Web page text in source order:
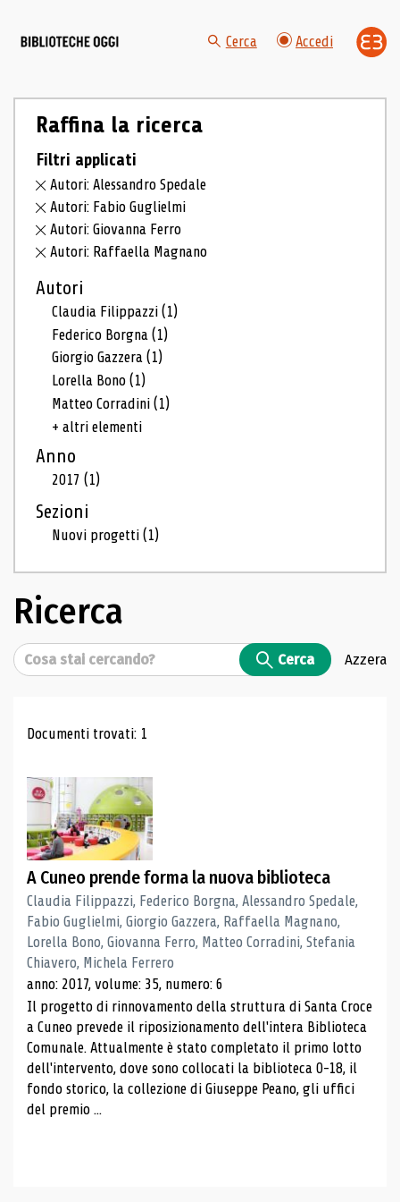
Cerca Accedi
Raffina la ricerca
Filtri applicati
Autori: Alessandro Spedale
Autori: Fabio Guglielmi
Autori: Giovanna Ferro
Autori: Raffaella Magnano
Autori
Claudia Filippazzi(1)
Federico Borgna(1)
Giorgio Gazzera(1)
Lorella Bono(1)
Matteo Corradini(1)
+ altri elementi
Anno
2017(1)
Sezioni
Nuovi progetti(1)
Ricerca
Cerca Cerca Azzera
Risultati di ricerca
Documenti trovati: 1
A Cuneo prende forma la nuova biblioteca
Claudia Filippazzi, Federico Borgna, Alessandro Spedale,
Fabio Guglielmi, Giorgio Gazzera, Raffaella Magnano,
Lorella Bono, Giovanna Ferro, Matteo Corradini, Stefania
Chiavero, Michela Ferrero
anno: 2017, volume: 35, numero: 6
Il progetto di rinnovamento della struttura di Santa Croce
a Cuneo prevede il riposizionamento dell'intera Biblioteca
Comunale. Attualmente è stato completato il primo lotto
dell'intervento, dove sono collocati la biblioteca 0-18, il
fondo storico, la collezione di Giuseppe Peano, gli uffici
del premio ...